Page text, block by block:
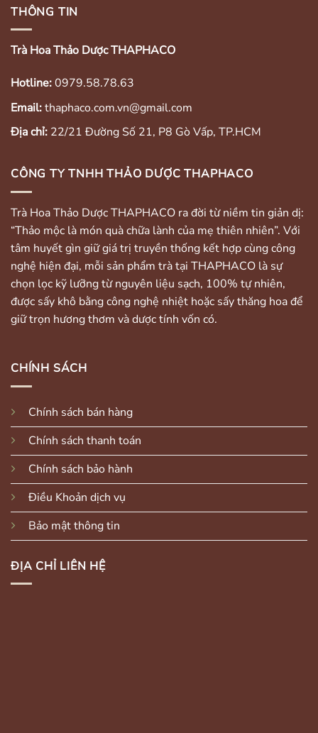
THÔNG TIN
Trà Hoa Thảo Dược THAPHACO
Hotline:0979.58.78.63
Email:thaphaco.com.vn@gmail.com
Địa chỉ: 22/21 Đường Số 21, P8 Gò Vấp, TP.HCM
CÔNG TY TNHH THẢO DƯỢC THAPHACO
Trà Hoa Thảo Dược THAPHACO ra đời từ niềm tin giản dị:
“Thảo mộc là món quà chữa lành của mẹ thiên nhiên”. Với
tâm huyết gìn giữ giá trị truyền thống kết hợp cùng công
nghệ hiện đại, mỗi sản phẩm trà tại THAPHACO là sự
chọn lọc kỹ lưỡng từ nguyên liệu sạch, 100% tự nhiên,
được sấy khô bằng công nghệ nhiệt hoặc sấy thăng hoa để
giữ trọn hương thơm và dược tính vốn có.
CHÍNH SÁCH
Chính sách bán hàng
Chính sách thanh toán
Chính sách bảo hành
Điều Khoản dịch vụ
Bảo mật thông tin
ĐỊA CHỈ LIÊN HỆ